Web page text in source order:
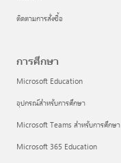
ติดตามการสั่งซื้อ
การศึกษา
Microsoft Education
อุปกรณ์สำหรับการศึกษา
Microsoft Teams สำหรับการศึกษา
Microsoft 365 Education